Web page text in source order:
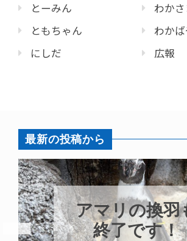
とーみん
ともちゃん
にしだ
わかさ
わか
広報
最新の投稿から
アマリの換羽
終了です！